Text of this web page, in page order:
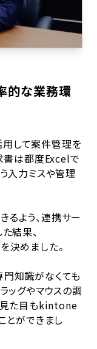
的な業務環
して案件管理を
書は都度Excelで
入力ミスや管理
よう、連携サー
結果、
めました。
知識がなくても
ッグやマウスの調
見た目もkintone
とができまし